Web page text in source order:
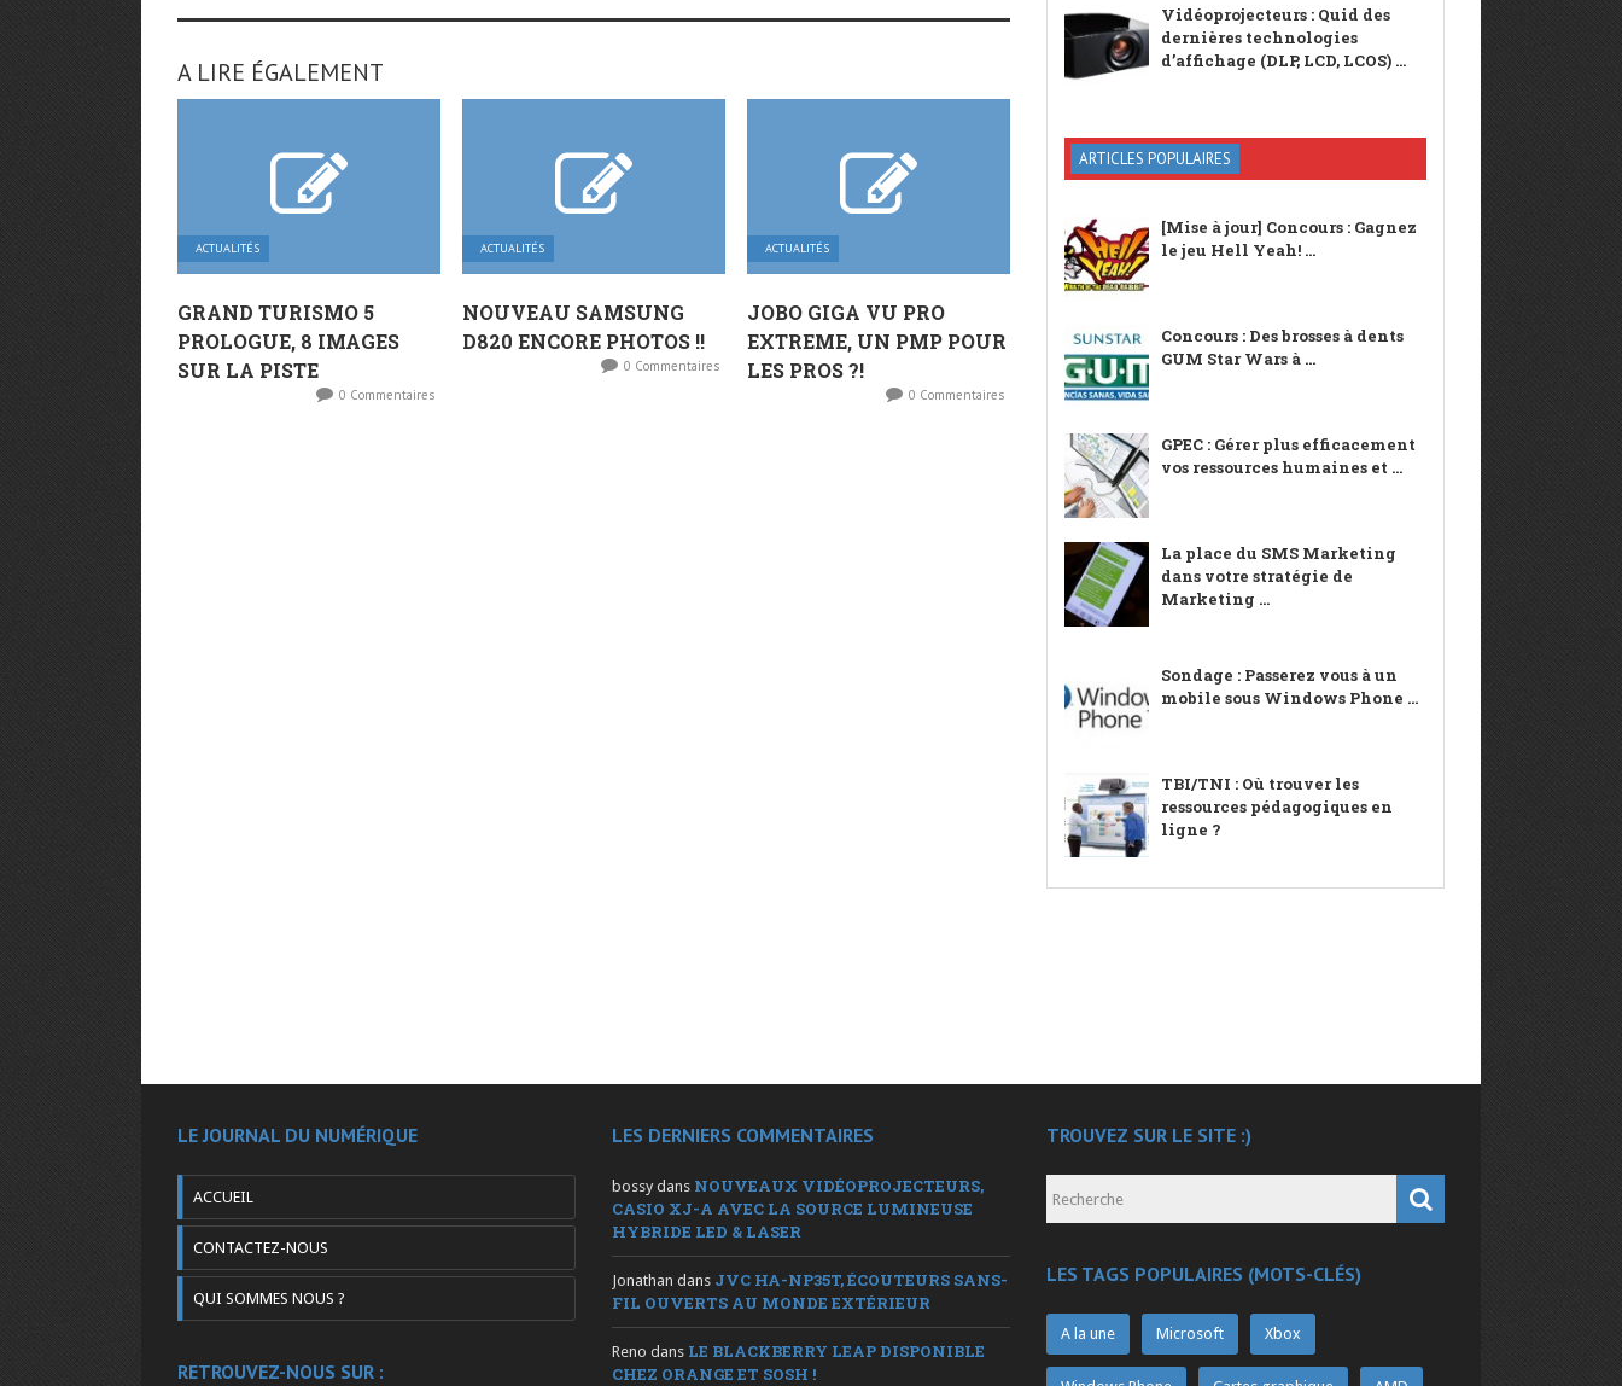
A LIRE ÉGALEMENT
ACTUALITÉS
GRAND TURISMO 5
PROLOGUE, 8 IMAGES
SUR LA PISTE
0 Commentaires
ACTUALITÉS
NOUVEAU SAMSUNG
D820 ENCORE PHOTOS !!
0 Commentaires
ACTUALITÉS
JOBO GIGA VU PRO
EXTREME, UN PMP POUR
LES PROS ?!
0 Commentaires
Vidéoprojecteurs : Quid des
dernières technologies
d’affichage (DLP, LCD, LCOS) ...
ARTICLES POPULAIRES
[Mise à jour] Concours : Gagnez
le jeu Hell Yeah! ...
Concours : Des brosses à dents
GUM Star Wars à ...
GPEC : Gérer plus efficacement
vos ressources humaines et ...
La place du SMS Marketing
dans votre stratégie de
Marketing ...
Sondage : Passerez vous à un
mobile sous Windows Phone ...
TBI/TNI : Où trouver les
ressources pédagogiques en
ligne ?
LE JOURNAL DU NUMÉRIQUE
ACCUEIL
CONTACTEZ-NOUS
QUI SOMMES NOUS ?
RETROUVEZ-NOUS SUR :
LES DERNIERS COMMENTAIRES
bossy dans NOUVEAUX VIDÉOPROJECTEURS,
CASIO XJ-A AVEC LA SOURCE LUMINEUSE
HYBRIDE LED & LASER
Jonathan dans JVC HA-NP35T, ÉCOUTEURS SANS-
FIL OUVERTS AU MONDE EXTÉRIEUR
Reno dans LE BLACKBERRY LEAP DISPONIBLE
CHEZ ORANGE ET SOSH !
TROUVEZ SUR LE SITE :)
LES TAGS POPULAIRES (MOTS-CLÉS)
A la une Microsoft Xbox